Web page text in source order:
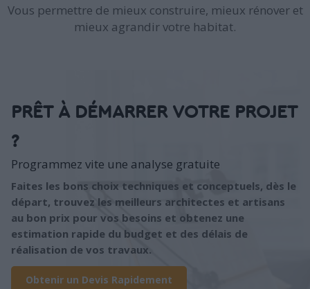
Vous permettre de mieux construire, mieux rénover et
mieux agrandir votre habitat.
PRÊT À DÉMARRER VOTRE PROJET
?
Programmez vite une analyse gratuite
Faites les bons choix techniques et conceptuels, dès le
départ, trouvez les meilleurs architectes et artisans
au bon prix pour vos besoins et obtenez une
estimation rapide du budget et des délais de
réalisation de vos travaux.
Obtenir un Devis Rapidement